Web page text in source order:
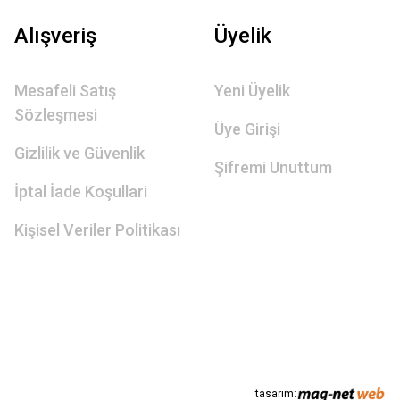
Alışveriş
Mesafeli Satış
Sözleşmesi
Gizlilik ve Güvenlik
İptal İade Koşullari
Kişisel Veriler Politikası
Üyelik
Yeni Üyelik
Üye Girişi
Şifremi Unuttum
tasarım: